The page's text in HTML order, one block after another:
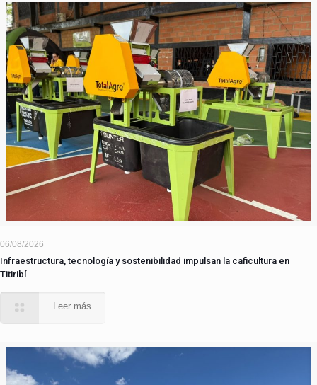
06/08/2026
Infraestructura, tecnología y sostenibilidad impulsan la caficultura en
Titiribí
Leer más